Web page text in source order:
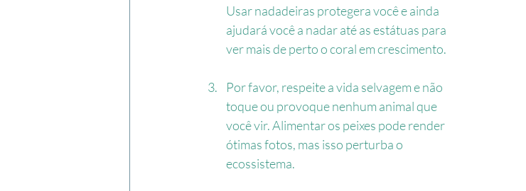
Usar nadadeiras protegera você e ainda
ajudará você a nadar até as estátuas para
ver mais de perto o coral em crescimento.
Por favor, respeite a vida selvagem e não
toque ou provoque nenhum animal que
você vir. Alimentar os peixes pode render
ótimas fotos, mas isso perturba o
ecossistema.